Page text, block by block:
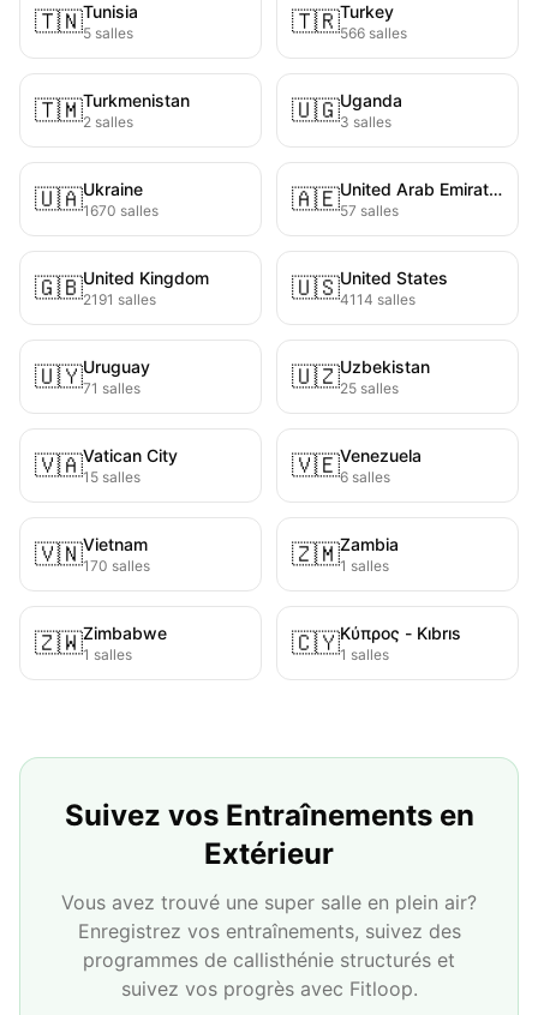
🇹🇳Tunisia
5 salles 🇹🇷Turkey
566 salles
🇹🇲Turkmenistan
2 salles 🇺🇬Uganda
3 salles
🇺🇦Ukraine
1670 salles 🇦🇪 United Arab Emirates
57 salles
🇬🇧United Kingdom
2191 salles 🇺🇸United States
4114 salles
🇺🇾Uruguay
71 salles 🇺🇿Uzbekistan
25 salles
🇻🇦Vatican City
15 salles 🇻🇪Venezuela
6 salles
🇻🇳Vietnam
170 salles 🇿🇲Zambia
1 salles
🇿🇼Zimbabwe
1 salles 🇨🇾Κύπρος - Kıbrıs
1 salles
Suivez vos Entraînements en
Extérieur
Vous avez trouvé une super salle en plein air?
Enregistrez vos entraînements, suivez des
programmes de callisthénie structurés et
suivez vos progrès avec Fitloop.